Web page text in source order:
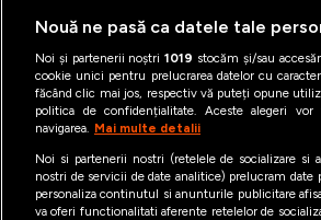
Nouă ne pasă ca datele tale
Noi și partenerii noștri1019 stocăm și/sau
cookie unici pentru prelucrarea datelor cu
făcând clic mai jos, respectiv vă puteți opune
politica de confidențialitate. Aceste alegeri
navigarea. Mai multe detalii
Noi si partenerii nostri (retelele de socializare
nostri de servicii de date analitice) prelucram
personaliza continutul si anunturile publicitare
va oferi functionalitati aferente retelelor de